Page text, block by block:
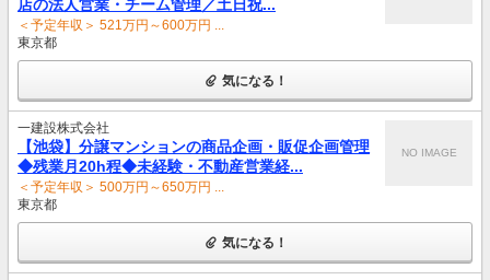
店の法人営業・チーム管理／土日祝...
＜予定年収＞ 521万円～600万円 ...
東京都
気になる！
一建設株式会社
【池袋】分譲マンションの商品企画・販促企画管理
◆残業月20h程◆未経験・不動産営業経...
＜予定年収＞ 500万円～650万円 ...
東京都
NO IMAGE
気になる！